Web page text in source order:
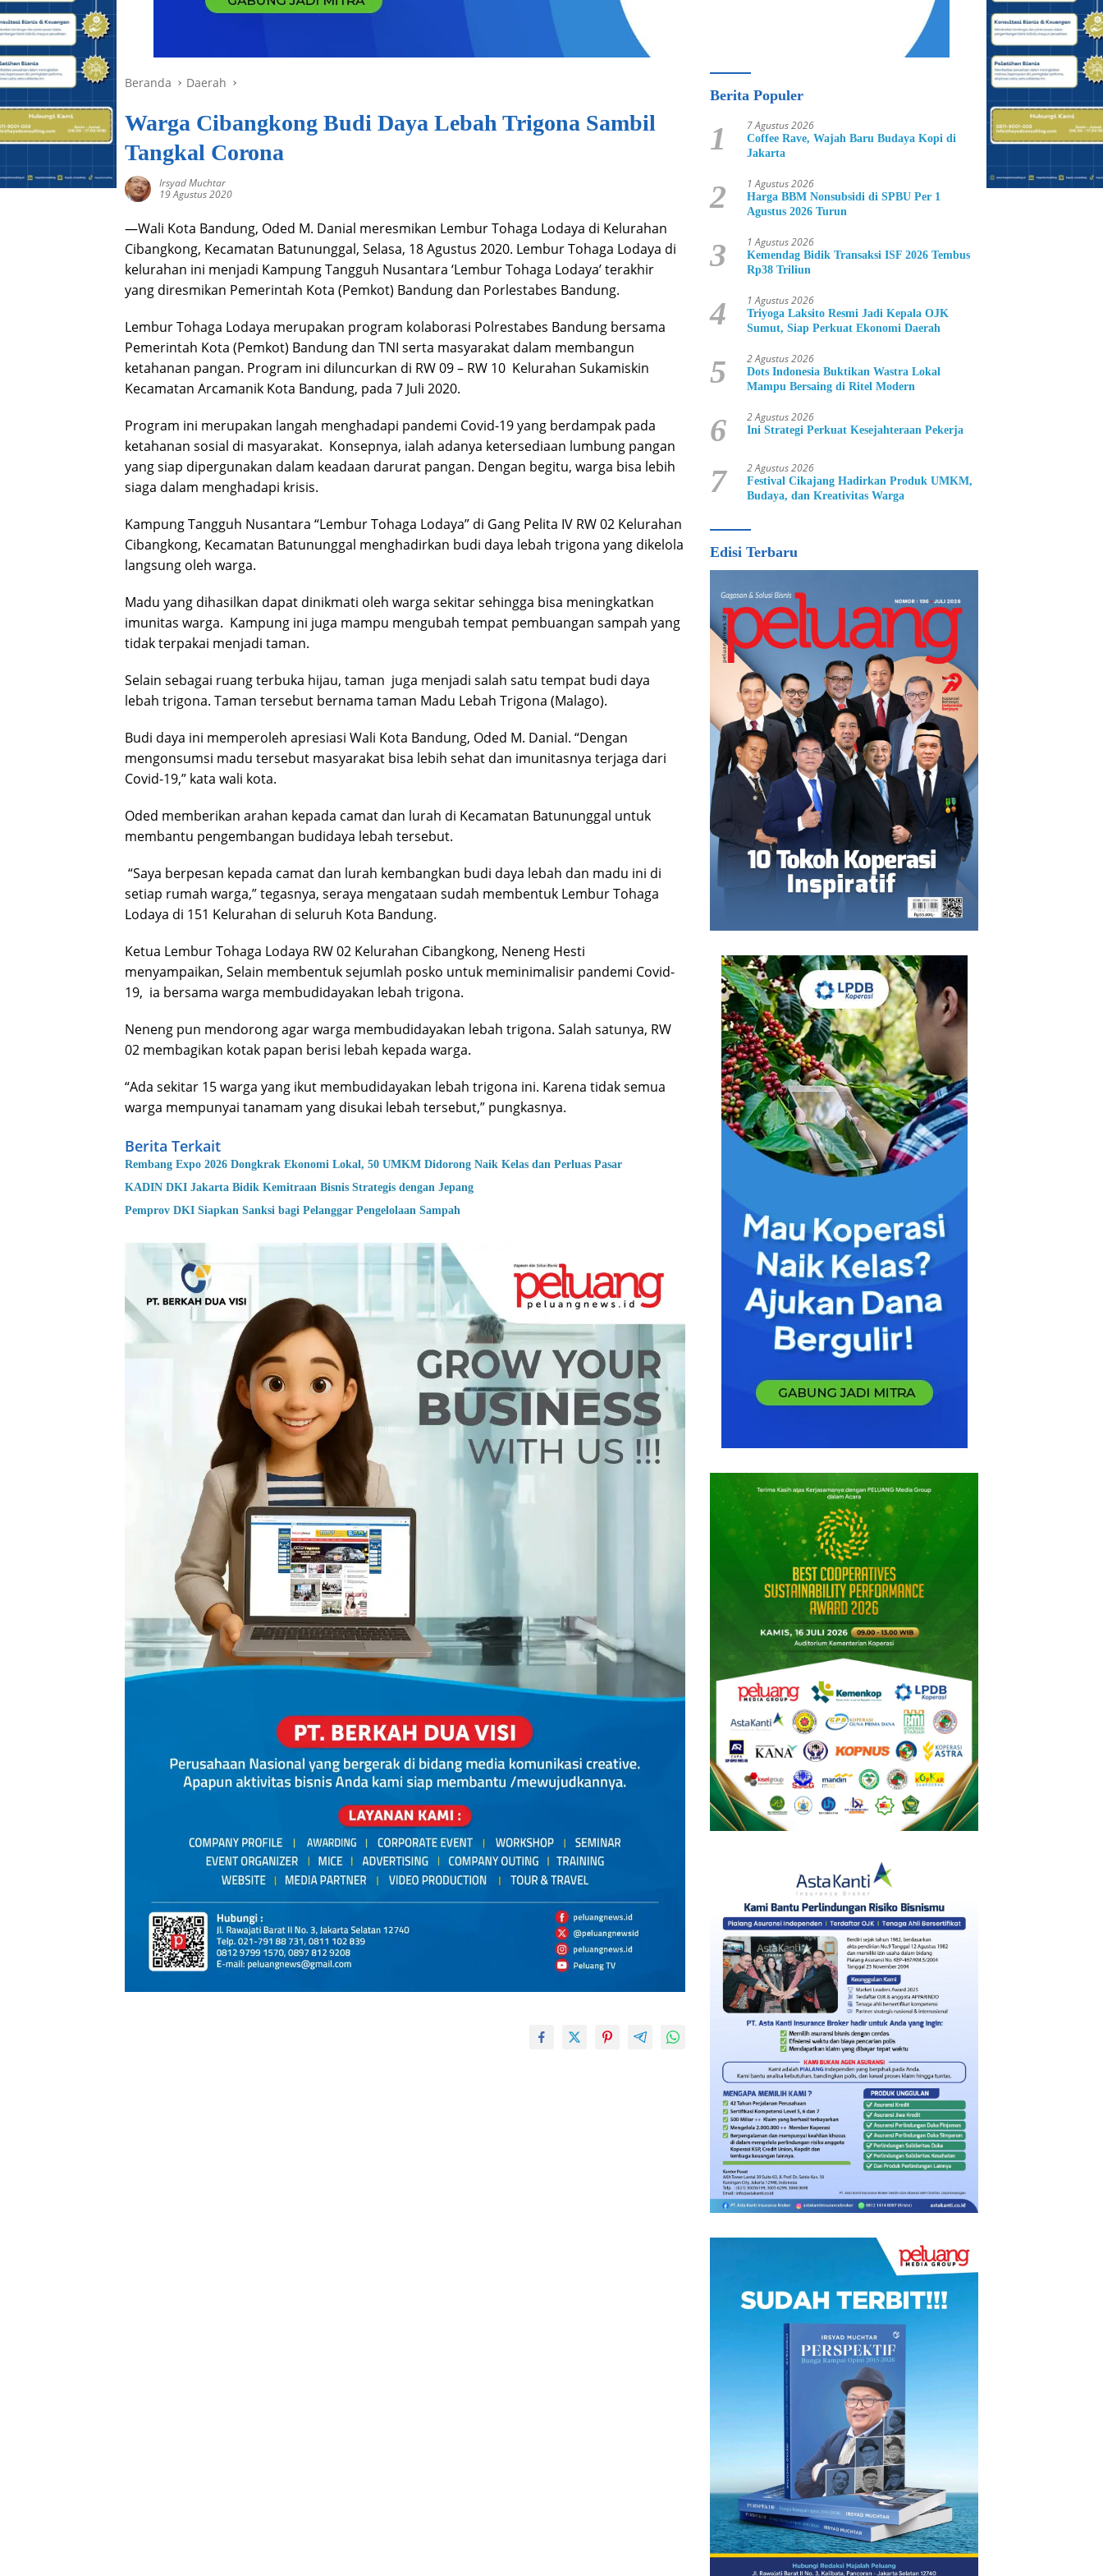
Beranda Daerah
Warga Cibangkong Budi Daya Lebah Trigona Sambil
Tangkal Corona
Irsyad Muchtar
19 Agustus 2020
—Wali Kota Bandung, Oded M. Danial meresmikan Lembur Tohaga Lodaya di Kelurahan
Cibangkong, Kecamatan Batununggal, Selasa, 18 Agustus 2020. Lembur Tohaga Lodaya di
kelurahan ini menjadi Kampung Tangguh Nusantara ‘Lembur Tohaga Lodaya’ terakhir
yang diresmikan Pemerintah Kota (Pemkot) Bandung dan Porlestabes Bandung.
Lembur Tohaga Lodaya merupakan program kolaborasi Polrestabes Bandung bersama
Pemerintah Kota (Pemkot) Bandung dan TNI serta masyarakat dalam membangun
ketahanan pangan. Program ini diluncurkan di RW 09 – RW 10 Kelurahan Sukamiskin
Kecamatan Arcamanik Kota Bandung, pada 7 Juli 2020.
Program ini merupakan langah menghadapi pandemi Covid-19 yang berdampak pada
ketahanan sosial di masyarakat. Konsepnya, ialah adanya ketersediaan lumbung pangan
yang siap dipergunakan dalam keadaan darurat pangan. Dengan begitu, warga bisa lebih
siaga dalam menghadapi krisis.
Kampung Tangguh Nusantara “Lembur Tohaga Lodaya” di Gang Pelita IV RW 02 Kelurahan
Cibangkong, Kecamatan Batununggal menghadirkan budi daya lebah trigona yang dikelola
langsung oleh warga.
Madu yang dihasilkan dapat dinikmati oleh warga sekitar sehingga bisa meningkatkan
imunitas warga. Kampung ini juga mampu mengubah tempat pembuangan sampah yang
tidak terpakai menjadi taman.
Selain sebagai ruang terbuka hijau, taman juga menjadi salah satu tempat budi daya
lebah trigona. Taman tersebut bernama taman Madu Lebah Trigona (Malago).
Budi daya ini memperoleh apresiasi Wali Kota Bandung, Oded M. Danial. “Dengan
mengonsumsi madu tersebut masyarakat bisa lebih sehat dan imunitasnya terjaga dari
Covid-19,” kata wali kota.
Oded memberikan arahan kepada camat dan lurah di Kecamatan Batununggal untuk
membantu pengembangan budidaya lebah tersebut.
“Saya berpesan kepada camat dan lurah kembangkan budi daya lebah dan madu ini di
setiap rumah warga,” tegasnya, seraya mengataan sudah membentuk Lembur Tohaga
Lodaya di 151 Kelurahan di seluruh Kota Bandung.
Ketua Lembur Tohaga Lodaya RW 02 Kelurahan Cibangkong, Neneng Hesti
menyampaikan, Selain membentuk sejumlah posko untuk meminimalisir pandemi Covid-
19, ia bersama warga membudidayakan lebah trigona.
Neneng pun mendorong agar warga membudidayakan lebah trigona. Salah satunya, RW
02 membagikan kotak papan berisi lebah kepada warga.
“Ada sekitar 15 warga yang ikut membudidayakan lebah trigona ini. Karena tidak semua
warga mempunyai tanamam yang disukai lebah tersebut,” pungkasnya.
Berita Terkait
Rembang Expo 2026 Dongkrak Ekonomi Lokal, 50 UMKM Didorong Naik Kelas dan Perluas Pasar
KADIN DKI Jakarta Bidik Kemitraan Bisnis Strategis dengan Jepang
Pemprov DKI Siapkan Sanksi bagi Pelanggar Pengelolaan Sampah
Berita Populer
1 7 Agustus 2026
Coffee Rave, Wajah Baru Budaya Kopi di
Jakarta
2 1 Agustus 2026
Harga BBM Nonsubsidi di SPBU Per 1
Agustus 2026 Turun
3 1 Agustus 2026
Kemendag Bidik Transaksi ISF 2026 Tembus
Rp38 Triliun
4 1 Agustus 2026
Triyoga Laksito Resmi Jadi Kepala OJK
Sumut, Siap Perkuat Ekonomi Daerah
5 2 Agustus 2026
Dots Indonesia Buktikan Wastra Lokal
Mampu Bersaing di Ritel Modern
6 2 Agustus 2026
Ini Strategi Perkuat Kesejahteraan Pekerja
7 2 Agustus 2026
Festival Cikajang Hadirkan Produk UMKM,
Budaya, dan Kreativitas Warga
Edisi Terbaru